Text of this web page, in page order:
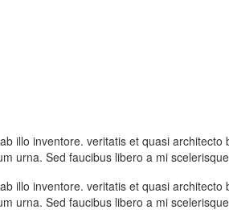
illo inventore. veritatis et quasi
urna. Sed faucibus libero a mi
illo inventore. veritatis et quasi
urna. Sed faucibus libero a mi